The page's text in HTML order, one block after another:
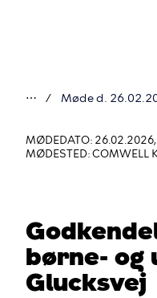
er
her
⋯ Møde d.
MØDEDATO: 26.02.2026,
MØDESTED: COMWELL
børne- og
Glucksvej